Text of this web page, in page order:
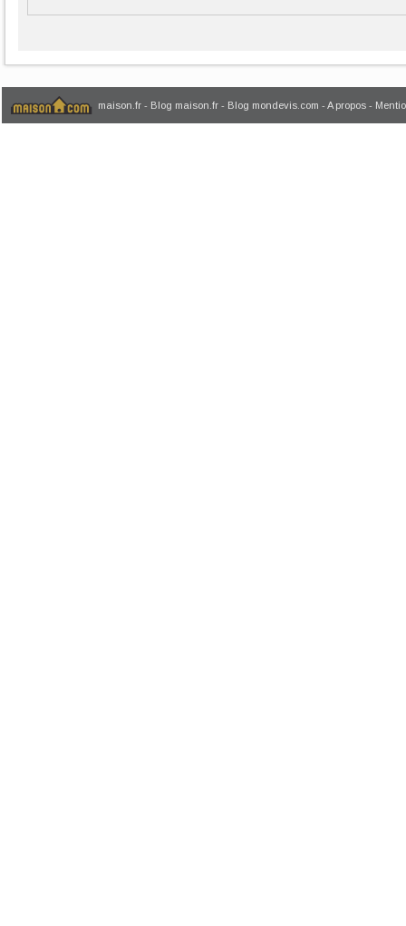
maison.fr - Blog maison.fr - Blog mondevis.com - A propos -